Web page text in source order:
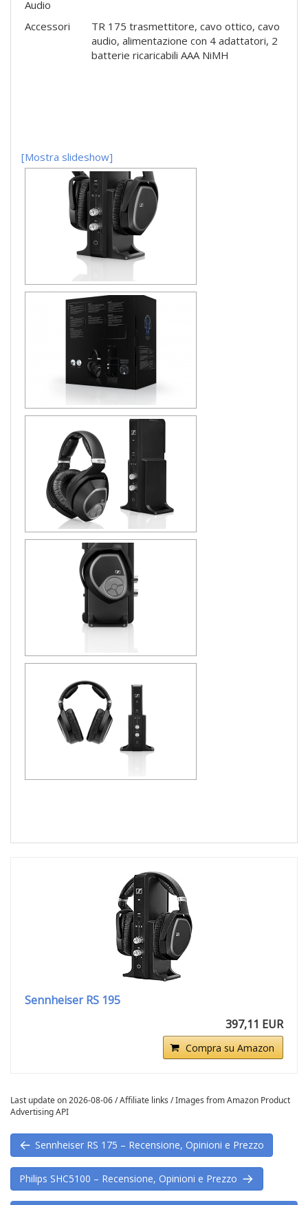
Audio
Accessori
TR 175 trasmettitore, cavo ottico, cavo
audio, alimentazione con 4 adattatori, 2
batterie ricaricabili AAA NiMH
[Mostra slideshow]
Sennheiser RS 195
397,11 EUR
Compra su Amazon
Last update on 2026-08-06 / Affiliate links / Images from Amazon Product
Advertising API
Sennheiser RS 175 – Recensione, Opinioni e Prezzo
Philips SHC5100 – Recensione, Opinioni e Prezzo